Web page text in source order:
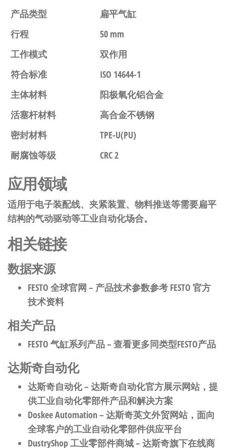
产品类型
扁平气缸
行程
50 mm
工作模式
双作用
符合标准
ISO 14644-1
主体材料
阳极氧化铝合金
活塞杆材料
高合金不锈钢
密封材料
TPE-U(PU)
耐腐蚀等级
CRC 2
应用领域
适用于电子装配线、夹紧装置、物料推送等需要扁平
结构的气动驱动等工业自动化场合。
相关链接
数据来源
FESTO 全球官网 – 产品技术参数参考 FESTO 官方
技术资料
相关产品
FESTO 气缸系列产品– 查看更多同类型FESTO产品
达斯奇自动化
达斯奇自动化– 达斯奇自动化官方展示网站，提
供工业自动化零部件产品和解决方案
Doskee Automation– 达斯奇英文外贸网站，面向
全球客户的工业自动化零部件供应平台
DustryShop 工业零部件商城– 达斯奇旗下在线商